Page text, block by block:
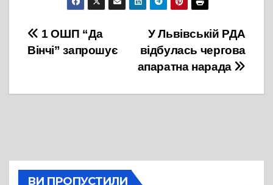
Навігація
записів
У Львівській РДА
відбулась чергова
апаратна нарада
1 ОШП “Да
Вінчі” запрошує
ВИ ПРОПУСТИЛИ